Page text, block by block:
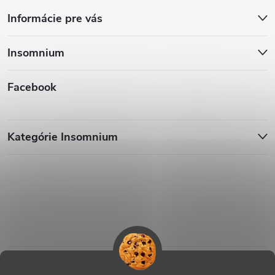
Informácie pre vás
Insomnium
Facebook
Kategórie Insomnium